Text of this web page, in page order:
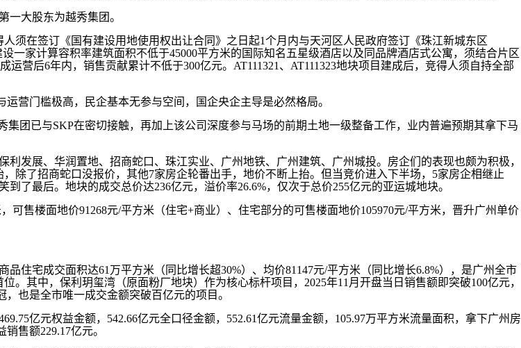
大股东为越秀集团。
在签订《国有建设用地使用权出让合同》之日起1个月内与天河区人民政府签订《珠江新城东区
一家计算容积率建筑面积不低于45000平方米的国际知名五星级酒店以及同品牌酒店式公寓，须结合片区
营后6年内，销售贡献累计不低于300亿元。AT111321、AT111323地块项目建成后，竞得人须自持全部
门槛极高，民企基本无参与空间，国企央企主导是必然格局。
已与SKP在密切接触，再加上该公司深度参与马场的前期土地一级整备工作，业内普遍预期其拿下马
展、华润置地、招商蛇口、珠江实业、广州地铁、广州建筑、广州城投。房企们的表现也颇为积极，
除了招商蛇口没报价，其他7家房企轮番出手，地价不断上抬。但当竞价进入下半场，5家房企相继止
了最后。地块的成交总价达236亿元，溢价率26.6%，仅次于总价255亿元的亚运城地块。
售楼面地价91268元/平方米（住宅+商业）、住宅部分的可售楼面地价105970元/平方米，晋升广州单价
宅成交面积达61万平方米（同比增长超30%）、均价81147元/平方米（同比增长6.8%），是广州全市
。其中，保利玥玺湾（原面粉厂地块）作为核心标杆项目，2025年11月开盘当日销售额即突破100亿元，
也是全市唯一成交金额突破百亿元的项目。
亿元权益金额，542.66亿元全口径金额，552.61亿元流量金额，105.97万平方米流量面积，拿下广州房
售额229.17亿元。